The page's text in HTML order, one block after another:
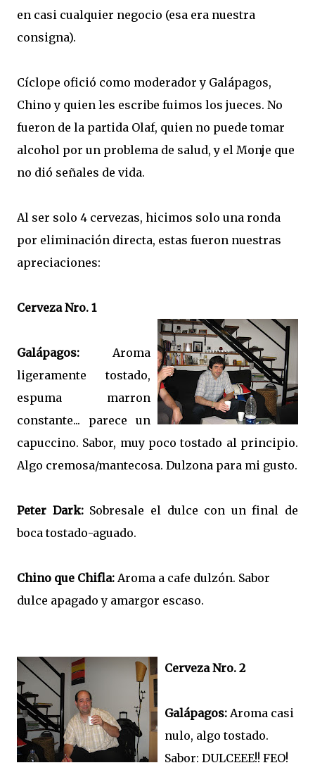
en casi cualquier negocio (esa era nuestra
consigna).
Cíclope ofició como moderador y Galápagos,
Chino y quien les escribe fuimos los jueces. No
fueron de la partida Olaf, quien no puede tomar
alcohol por un problema de salud, y el Monje que
no dió señales de vida.
Al ser solo 4 cervezas, hicimos solo una ronda
por eliminación directa, estas fueron nuestras
apreciaciones:
Cerveza Nro. 1
Galápagos: Aroma
ligeramente tostado,
espuma marron
constante... parece un
capuccino. Sabor, muy poco tostado al principio.
Algo cremosa/mantecosa. Dulzona para mi gusto.
Peter Dark:Sobresale el dulce con un final de
boca tostado-aguado.
Chino que Chifla: Aroma a cafe dulzón. Sabor
dulce apagado y amargor escaso.
Cerveza Nro. 2
Galápagos: Aroma casi
nulo, algo tostado.
Sabor: DULCEEE!! FEO!